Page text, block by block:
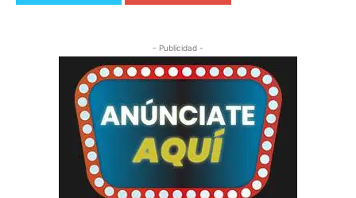
- Publicidad -